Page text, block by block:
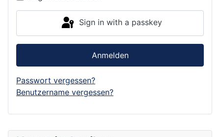
Sign in with a passkey
Anmelden
Passwort vergessen?
Benutzername vergessen?